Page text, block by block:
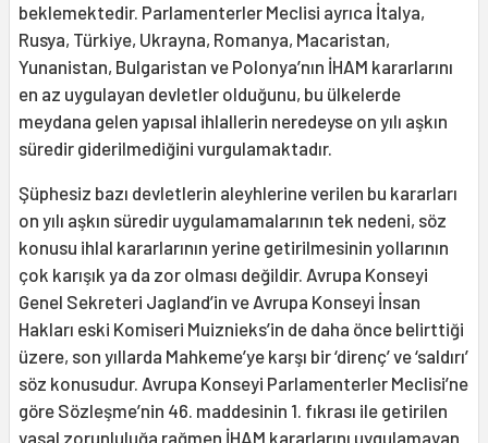
beklemektedir. Parlamenterler Meclisi ayrıca İtalya,
Rusya, Türkiye, Ukrayna, Romanya, Macaristan,
Yunanistan, Bulgaristan ve Polonya’nın İHAM kararlarını
en az uygulayan devletler olduğunu, bu ülkelerde
meydana gelen yapısal ihlallerin neredeyse on yılı aşkın
süredir giderilmediğini vurgulamaktadır.
Şüphesiz bazı devletlerin aleyhlerine verilen bu kararları
on yılı aşkın süredir uygulamamalarının tek nedeni, söz
konusu ihlal kararlarının yerine getirilmesinin yollarının
çok karışık ya da zor olması değildir. Avrupa Konseyi
Genel Sekreteri Jagland’in ve Avrupa Konseyi İnsan
Hakları eski Komiseri Muiznieks’in de daha önce belirttiği
üzere, son yıllarda Mahkeme’ye karşı bir ‘direnç’ ve ‘saldırı’
söz konusudur. Avrupa Konseyi Parlamenterler Meclisi’ne
göre Sözleşme’nin 46. maddesinin 1. fıkrası ile getirilen
yasal zorunluluğa rağmen İHAM kararlarını uygulamayan